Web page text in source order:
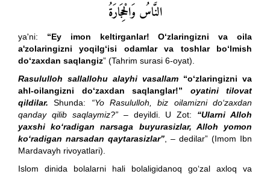
النَّاسُ وَالْحِجَارَةُ
ya'ni:
“Ey imon keltirganlar! O‘zlaringizni va oila
a'zolaringizni yoqilg‘isi odamlar va toshlar bo‘lmish
do‘zaxdan saqlangiz” (Tahrim surasi 6-oyat).
Rasululloh sallallohu alayhi vasallam “o‘zlaringizni va
ahl-oilangizni do‘zaxdan saqlanglar!”
oyatini tilovat
qildilar.
Shunda:
“Yo Rasululloh, biz oilamizni do‘zaxdan
qanday qilib saqlaymiz?” – deyildi. U Zot:
“Ularni Alloh
yaxshi ko‘radigan narsaga buyurasizlar, Alloh yomon
ko‘radigan narsadan qaytarasizlar” , – dedilar” (Imom Ibn
Mardavayh rivoyatlari).
Islom dinida bolalarni hali bolaligidanoq go‘zal axloq va